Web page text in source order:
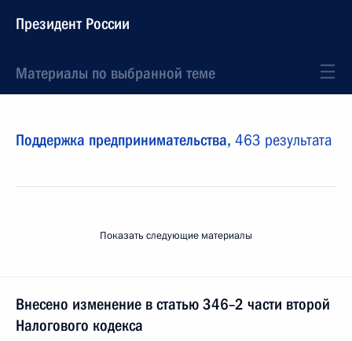
Президент России
Материалы по выбранной теме
Поддержка предпринимательства, 463 результата
Показать следующие материалы
Внесено изменение в статью 346–2 части второй
Налогового кодекса